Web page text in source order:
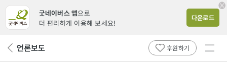
굿네이버스 앱으로
더 편리하게 이용해 보세요!
다운로드
뒤 언론보도 후원하기
전체